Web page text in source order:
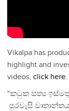
Vikalpa has
highlight and
videos, click here.
"කටුක සත්‍ය
පුරවැසි